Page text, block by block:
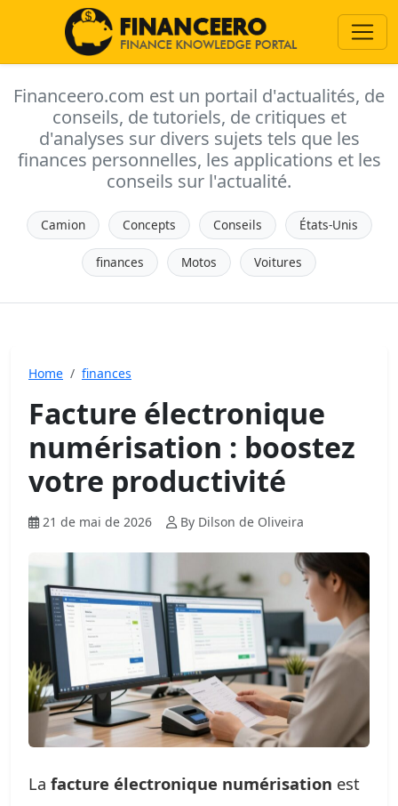
Financeero.com est un portail d'actualités, de
conseils, de tutoriels, de critiques et
d'analyses sur divers sujets tels que les
finances personnelles, les applications et les
conseils sur l'actualité.
Camion Concepts Conseils États-Unis
finances Motos Voitures
Home finances
Facture électronique
numérisation : boostez
votre productivité
21 de mai de 2026 By Dilson de Oliveira
La facture électronique numérisation est